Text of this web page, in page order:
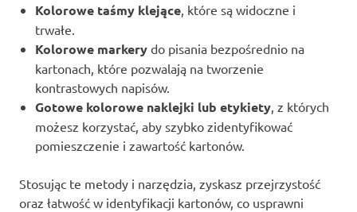
Kolorowe taśmy klejące , które są widoczne i
trwałe.
Kolorowe markery do pisania bezpośrednio na
kartonach, które pozwalają na tworzenie
kontrastowych napisów.
Gotowe kolorowe naklejki lub etykiety , z których
możesz korzystać, aby szybko zidentyfikować
pomieszczenie i zawartość kartonów.
Stosując te metody i narzędzia, zyskasz przejrzystość
oraz łatwość w identyfikacji kartonów, co usprawni